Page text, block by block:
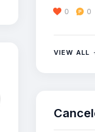
0 0
VIEW ALL